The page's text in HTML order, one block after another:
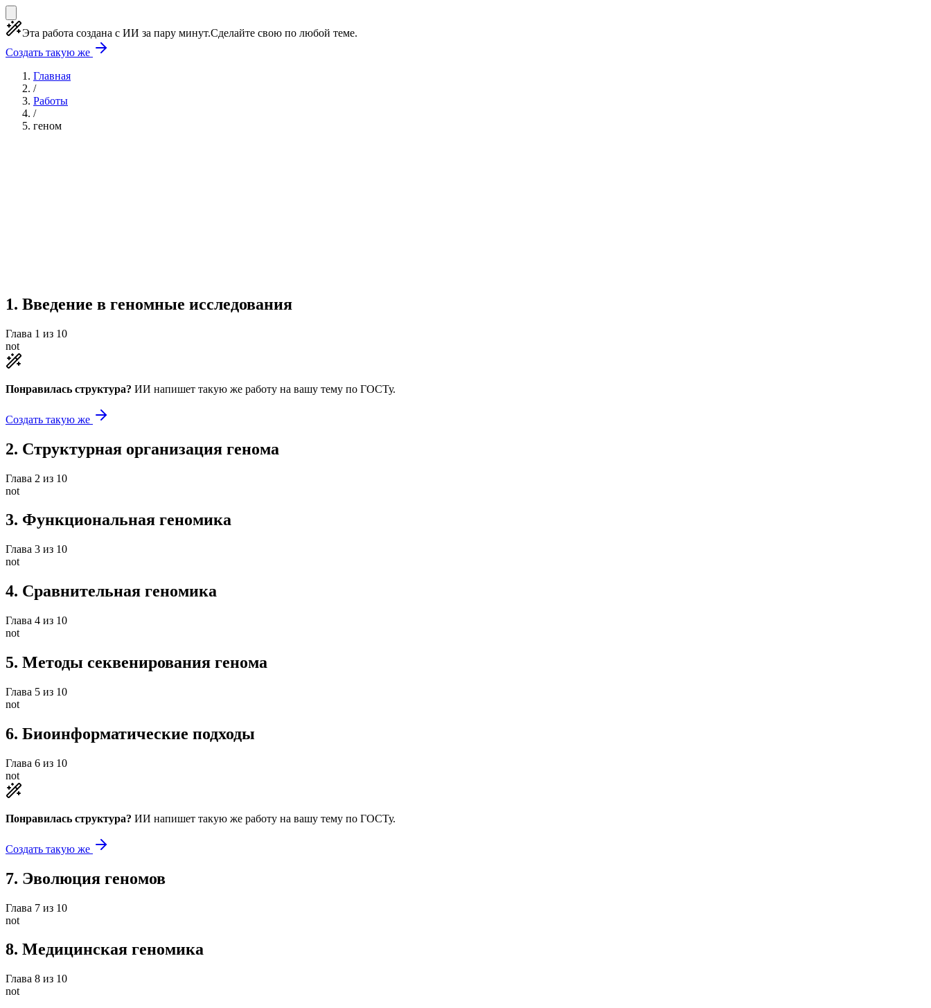
Эта работа создана с ИИ за пару минут.Сделайте свою по любой теме.
Создать такую же
Главная
/
Работы
/
геном
1. Введение в геномные исследования
Глава 1 из 10
not
Понравилась структура? ИИ напишет такую же работу на вашу тему по ГОСТу.
Создать такую же
2. Структурная организация генома
Глава 2 из 10
not
3. Функциональная геномика
Глава 3 из 10
not
4. Сравнительная геномика
Глава 4 из 10
not
5. Методы секвенирования генома
Глава 5 из 10
not
6. Биоинформатические подходы
Глава 6 из 10
not
Понравилась структура? ИИ напишет такую же работу на вашу тему по ГОСТу.
Создать такую же
7. Эволюция геномов
Глава 7 из 10
not
8. Медицинская геномика
Глава 8 из 10
not